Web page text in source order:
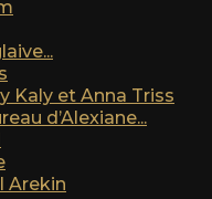
Kaly et Anna Triss
d’Alexiane...
Arekin